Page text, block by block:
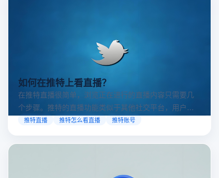
如何在推特上看直播？
在推特直播很简单，浏览正在进行的直播内容只需要几
个步骤。推特的直播功能类似于其他社交平台，用户可
以通过关注自己喜欢的账号、浏览话题标签或查看实时
可以随时随地参与实时互动，无论是关注新闻事件、休
推特直播 推特怎么看直播 推特账号